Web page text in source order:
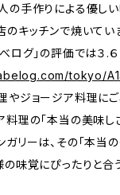
の手作りによる優しい
のキッチンで焼いてい
べログ」の評価では３.
tokyo/
やジョージア料理に
料理の「本当の美味しさ
ガリーは、その「本当
の味覚にぴったりと合